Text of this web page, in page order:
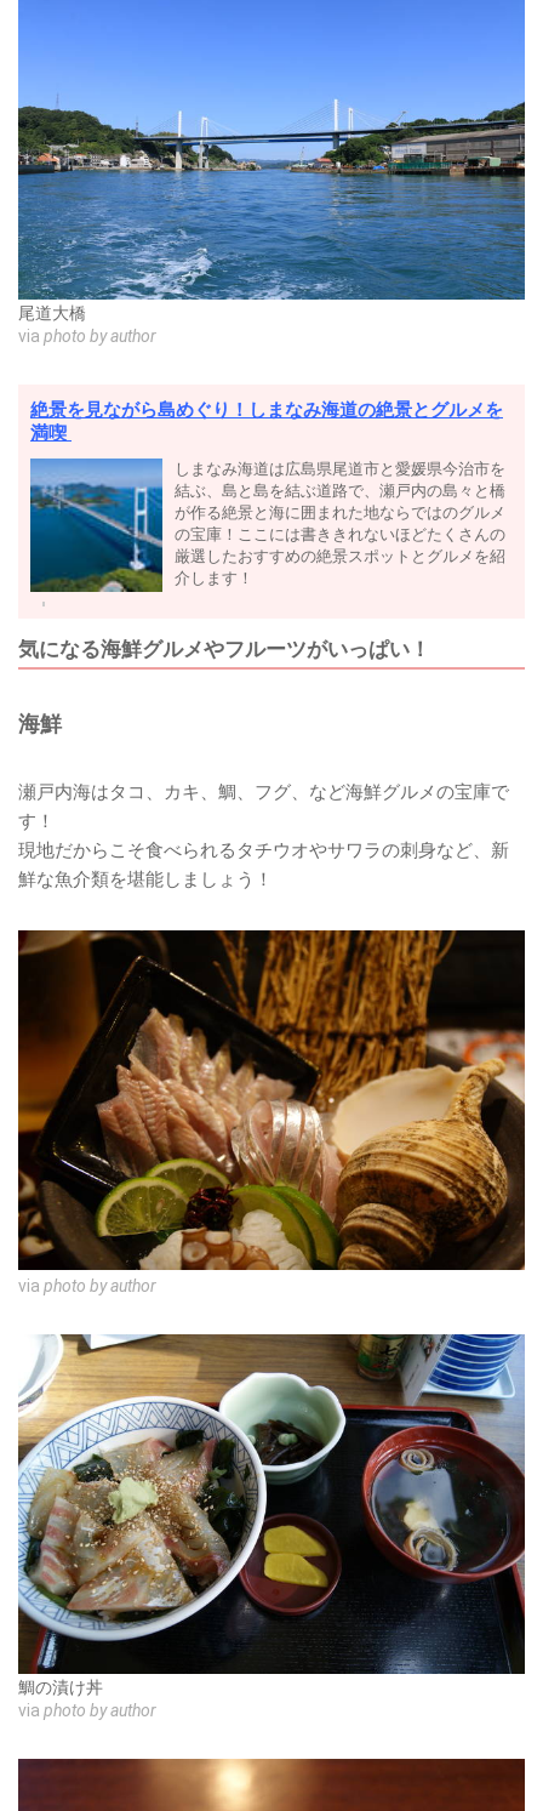
尾道大橋
via photo by author
絶景を見ながら島めぐり！しまなみ海道の絶景とグルメを
満喫
しまなみ海道は広島県尾道市と愛媛県今治市を
結ぶ、島と島を結ぶ道路で、瀬戸内の島々と橋
が作る絶景と海に囲まれた地ならではのグルメ
の宝庫！ここには書ききれないほどたくさんの
厳選したおすすめの絶景スポットとグルメを紹
介します！
気になる海鮮グルメやフルーツがいっぱい！
海鮮
瀬戸内海はタコ、カキ、鯛、フグ、など海鮮グルメの宝庫で
す！
現地だからこそ食べられるタチウオやサワラの刺身など、新
鮮な魚介類を堪能しましょう！
via photo by author
鯛の漬け丼
via photo by author